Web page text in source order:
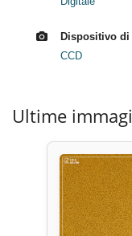
Dispositivo
CCD
Ultime